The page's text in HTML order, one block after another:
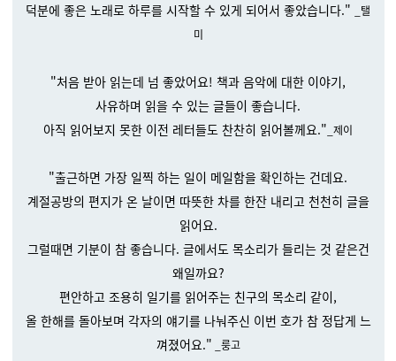
덕분에 좋은 노래로 하루를 시작할 수 있게 되어서 좋았습니다."
_탤
미
"처음 받아 읽는데 넘 좋았어요! 책과 음악에 대한 이야기,
사유하며 읽을 수 있는 글들이 좋습니다.
아직 읽어보지 못한 이전 레터들도 찬찬히 읽어볼께요." _제이
"출근하면 가장 일찍 하는 일이 메일함을 확인하는 건데요.
계절공방의 편지가 온 날이면 따뜻한 차를 한잔 내리고 천천히 글을
읽어요.
그럴때면 기분이 참 좋습니다. 글에서도 목소리가 들리는 것 같은건
왜일까요?
편안하고 조용히 일기를 읽어주는 친구의 목소리 같이,
올 한해를 돌아보며 각자의 얘기를 나눠주신 이번 호가 참 정답게 느
껴졌어요." _룽고